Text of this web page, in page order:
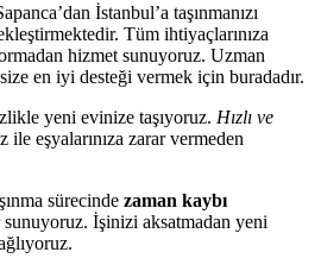
İstanbul’a taşınmanızı
Tüm ihtiyaçlarınıza
hizmet sunuyoruz. Uzman
en iyi desteği vermek için buradadır.
yeni evinize taşıyoruz. Hızlı ve
ile eşyalarınıza zarar vermeden
sürecinde zaman kaybı
sunuyoruz. İşinizi aksatmadan yeni